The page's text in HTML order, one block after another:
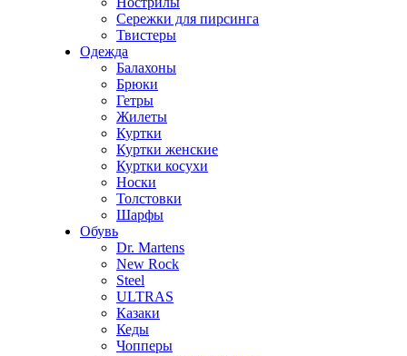
Сережки для пирсинга
Твистеры
Одежда
Балахоны
Брюки
Гетры
Жилеты
Куртки
Куртки женские
Куртки косухи
Носки
Толстовки
Шарфы
Обувь
Dr. Martens
New Rock
Steel
ULTRAS
Казаки
Кеды
Чопперы